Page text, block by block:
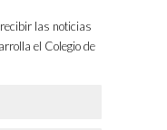
las noticias
el Colegio de